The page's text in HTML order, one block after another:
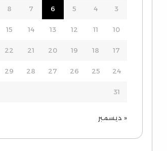
3
4
5
6
7
8
10
11
12
13
14
15
17
18
19
20
21
22
24
25
26
27
28
29
31
« ديسمبر